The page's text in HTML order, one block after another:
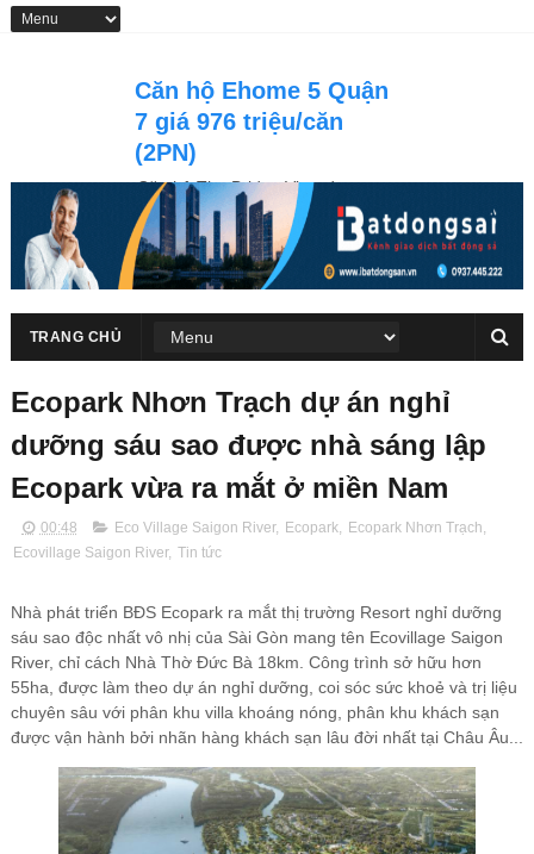
Căn hộ Ehome 5 Quận
7 giá 976 triệu/căn
(2PN)
Căn hộ The Bridge View được
Nam Long đầu tư có view trực
diện sông Sài Gòn, cầu Phú Mỹ
TRANG CHỦ
Ecopark Nhơn Trạch dự án nghỉ
dưỡng sáu sao được nhà sáng lập
Ecopark vừa ra mắt ở miền Nam
00:48 Eco Village Saigon River, Ecopark, Ecopark Nhơn Trạch,
Ecovillage Saigon River, Tin tức
Nhà phát triển BĐS Ecopark ra mắt thị trường Resort nghỉ dưỡng
sáu sao độc nhất vô nhị của Sài Gòn mang tên Ecovillage Saigon
River, chỉ cách Nhà Thờ Đức Bà 18km. Công trình sở hữu hơn
55ha, được làm theo dự án nghỉ dưỡng, coi sóc sức khoẻ và trị liệu
chuyên sâu với phân khu villa khoáng nóng, phân khu khách sạn
được vận hành bởi nhãn hàng khách sạn lâu đời nhất tại Châu Âu...